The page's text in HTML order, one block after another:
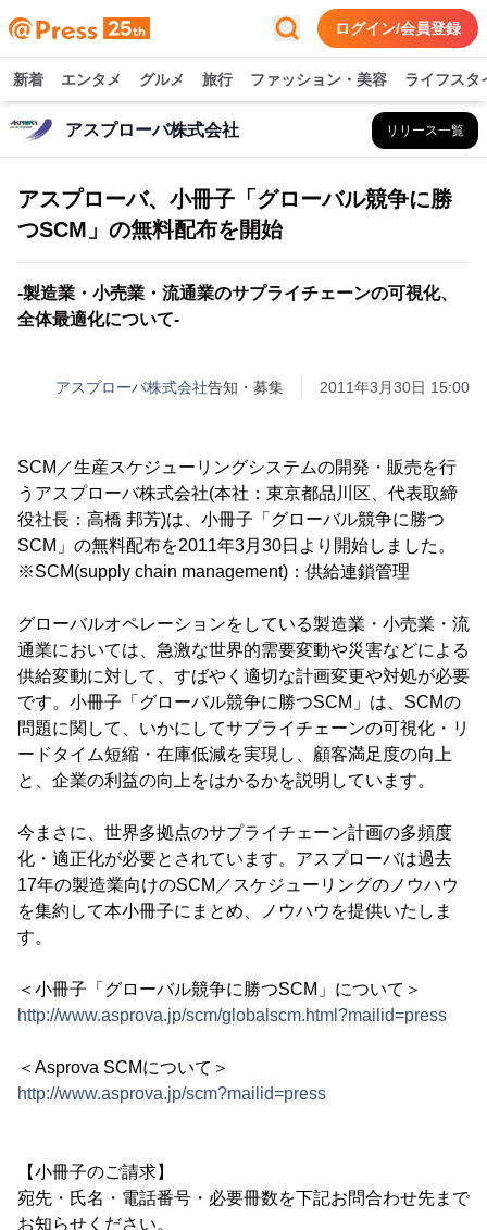
ログイン/会員登録
新着 エンタメ グルメ 旅行 ファッション・美容 ライフスタ
アスプローバ株式会社 リリース一覧
アスプローバ、小冊子「グローバル競争に勝
つSCM」の無料配布を開始
-製造業・小売業・流通業のサプライチェーンの可視化、
全体最適化について-
アスプローバ株式会社告知・募集 2011年3月30日 15:00
SCM／生産スケジューリングシステムの開発・販売を行
うアスプローバ株式会社(本社：東京都品川区、代表取締
役社長：高橋 邦芳)は、小冊子「グローバル競争に勝つ
SCM」の無料配布を2011年3月30日より開始しました。
※SCM(supply chain management)：供給連鎖管理
グローバルオペレーションをしている製造業・小売業・流
通業においては、急激な世界的需要変動や災害などによる
供給変動に対して、すばやく適切な計画変更や対処が必要
です。小冊子「グローバル競争に勝つSCM」は、SCMの
問題に関して、いかにしてサプライチェーンの可視化・リ
ードタイム短縮・在庫低減を実現し、顧客満足度の向上
と、企業の利益の向上をはかるかを説明しています。
今まさに、世界多拠点のサプライチェーン計画の多頻度
化・適正化が必要とされています。アスプローバは過去
17年の製造業向けのSCM／スケジューリングのノウハウ
を集約して本小冊子にまとめ、ノウハウを提供いたしま
す。
＜小冊子「グローバル競争に勝つSCM」について＞
http://www.asprova.jp/scm/globalscm.html?mailid=press
＜Asprova SCMについて＞
http://www.asprova.jp/scm?mailid=press
【小冊子のご請求】
宛先・氏名・電話番号・必要冊数を下記お問合わせ先まで
お知らせください。